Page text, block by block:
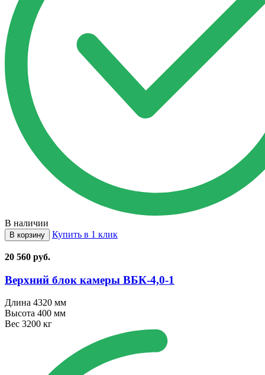
В наличии
В корзину Купить в 1 клик
20 560 руб.
Верхний блок камеры ВБК⁠-⁠4,0⁠-⁠1
Длина 4320 мм
Высота 400 мм
Вес 3200 кг